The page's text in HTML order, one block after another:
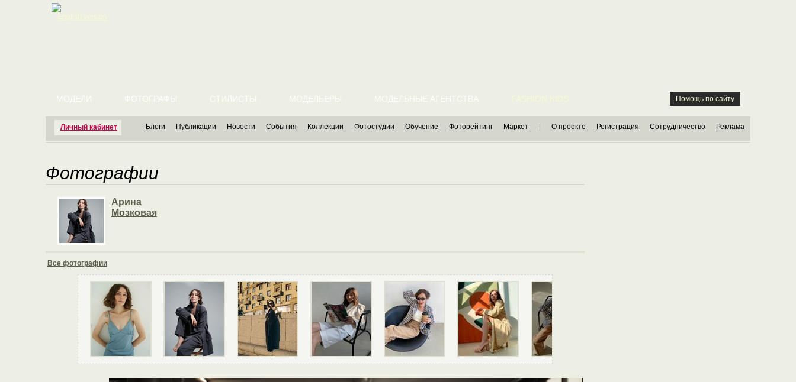
Личный кабинет
МОДЕЛИ ФОТОГРАФЫ СТИЛИСТЫ МОДЕЛЬЕРЫ МОДЕЛЬНЫЕ АГЕНТСТВА Помощь по сайту
Блоги Публикации Новости События Коллекции Фотостудии Обучение Фоторейтинг Маркет О проекте Регистрация Сотрудничество Реклама
Фотографии
Арина
Мозковая
Все фотографии